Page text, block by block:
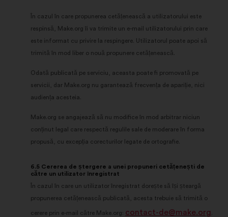
În cazul în care propunerea cetățenească a utilizatorului este
respinsă, Make.org îi va trimite un e-mail utilizatorului prin care
este informat cu privire la respingere. Utilizatorul poate apoi să
trimită în mod liber o nouă propunere cetățenească.
Odată publicată pe serviciu, aceasta poate fi promovată pe
servicii, dar Make.org nu garantează frecvența de apariție, nici
audiența acesteia.
Make.org se angajează să nu modifice în mod arbitrar niciun
conținut legal care respectă regulile sale de moderare în forma
propusă, cu excepția corecturilor legate de ortografie.
6.5 Cererea de ștergere a unei propuneri cetățenești de
către un utilizator înregistrat
În cazul în care un utilizator înregistrat dorește să își șteargă
propunerea cetățenească publicată, acesta trebuie să trimită o
cerere prin e-mail către Make.org: contact-de@make.org